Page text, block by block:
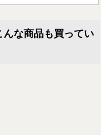
な商品も買ってい